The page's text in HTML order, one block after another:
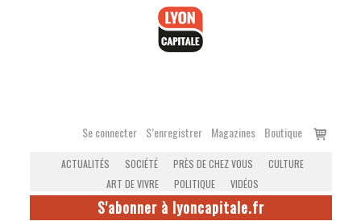
Se connecter S’enregistrer Magazines Boutique
Voir
ACTUALITÉS SOCIÉTÉ PRÈS DE CHEZ VOUS
CULTURE
ART DE VIVRE
POLITIQUE VIDÉOS
S'abonner à lyoncapitale.fr